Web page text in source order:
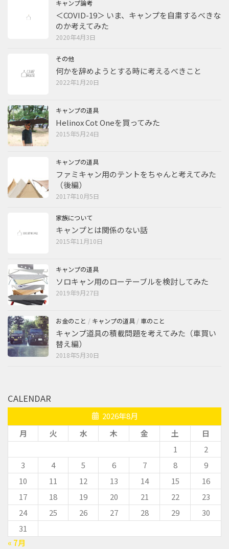
キャンプ論考
＜COVID-19＞ いま、キャンプを自粛するべきな
のか考えてみた
2020年4月3日
その他
何かを辞めようとする時に考えるべきこと
2022年1月20日
キャンプの道具
Helinox Cot Oneを買ってみた
2015年5月24日
キャンプの道具
ファミキャン用のテントをちゃんと考えてみた
（後編）
2017年10月5日
家族について
キャンプとは関係のない話
2015年11月10日
キャンプの道具
ソロキャン用のローテーブルを検討してみた
2019年9月27日
お金のこと / キャンプの道具 / 車のこと
キャンプ道具の積載問題を考えてみた（車買い
替え編）
2018年5月30日
CALENDAR
2026年8月
月
火 水 木 金 土
日
1
2
3
4 5 6 7 8
9
10
11 12 13 14 15
16
17
18 19 20 21 22
23
24
25 26 27 28 29
30
31
« 7月